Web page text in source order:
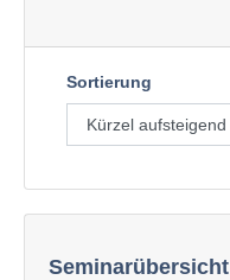
Sortierung
Seminarübersicht